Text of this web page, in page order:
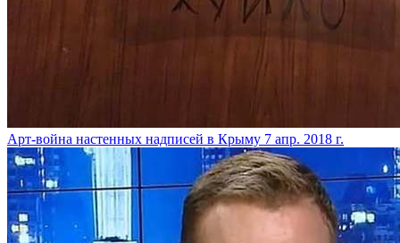
​Арт-война настенных надписей в Крыму 7 апр. 2018 г.